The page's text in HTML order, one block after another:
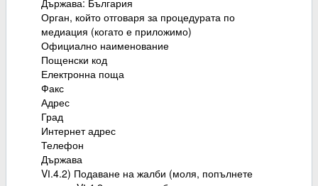
Държава: България
Орган, който отговаря за процедурата по
медиация (когато е приложимо)
Официално наименование
Пощенски код
Електронна поща
Факс
Адрес
Град
Интернет адрес
Телефон
Държава
VІ.4.2) Подаване на жалби (моля, попълнете